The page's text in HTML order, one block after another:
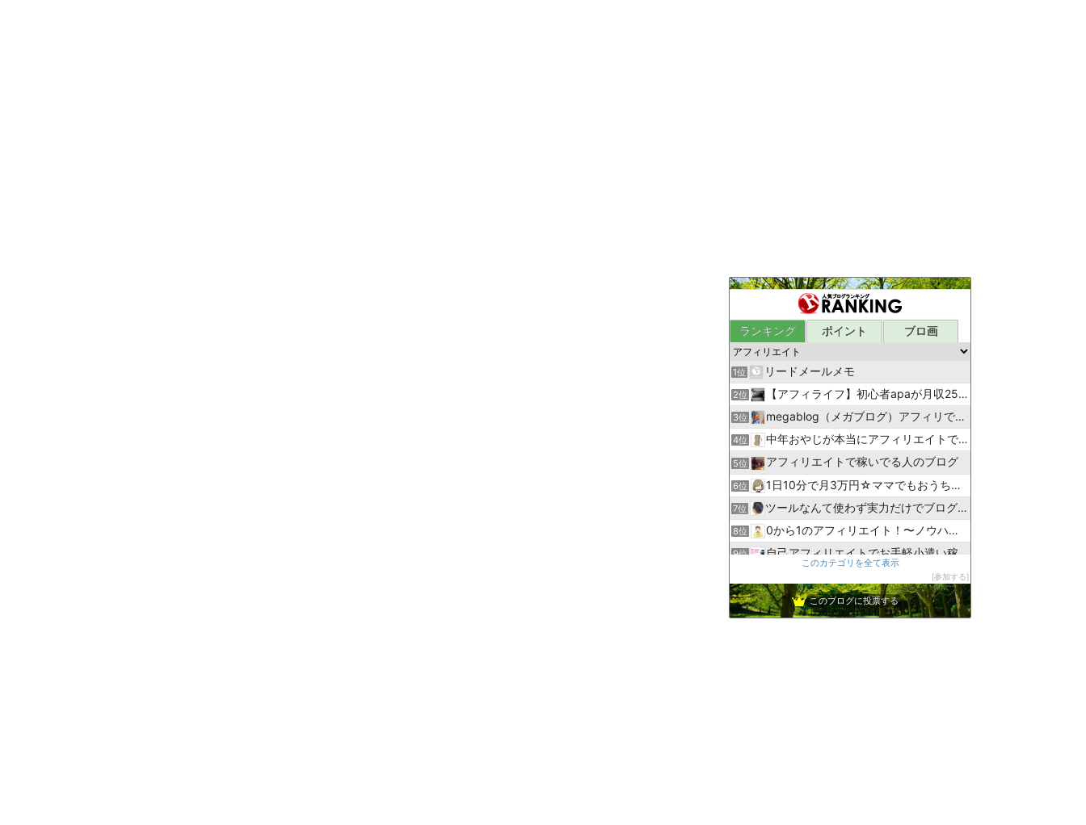
ランキング ポイント ブロ画
1位 リードメールメモ
2位 【アフィライフ】初心者apaが月収250万円稼いだ方法
3位 megablog（メガブログ）アフィリで毎日が給料日に！
4位 中年おやじが本当にアフィリエイトで稼げる？実験証明ブログ
5位 アフィリエイトで稼いでる人のブログ
6位 1日10分で月3万円☆ママでもおうちで稼げる方法を解説
7位 ツールなんて使わず実力だけでブログランキング上位維持してます
8位 0から1のアフィリエイト！〜ノウハウコレクター脱出〜
9位 自己アフィリエイトでお手軽小遣い稼ぎ
アフィリエイトに挑戦 〜稼いで自由を目指す〜
11位 ３５日で１５万円稼ぐTwitter運用方法
12位 アフィリエイトランナー
このカテゴリを全て表示
参加する
このブログに投票する